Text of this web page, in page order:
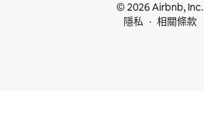
© 2026 Airbnb, Inc.
隱私
相關條款